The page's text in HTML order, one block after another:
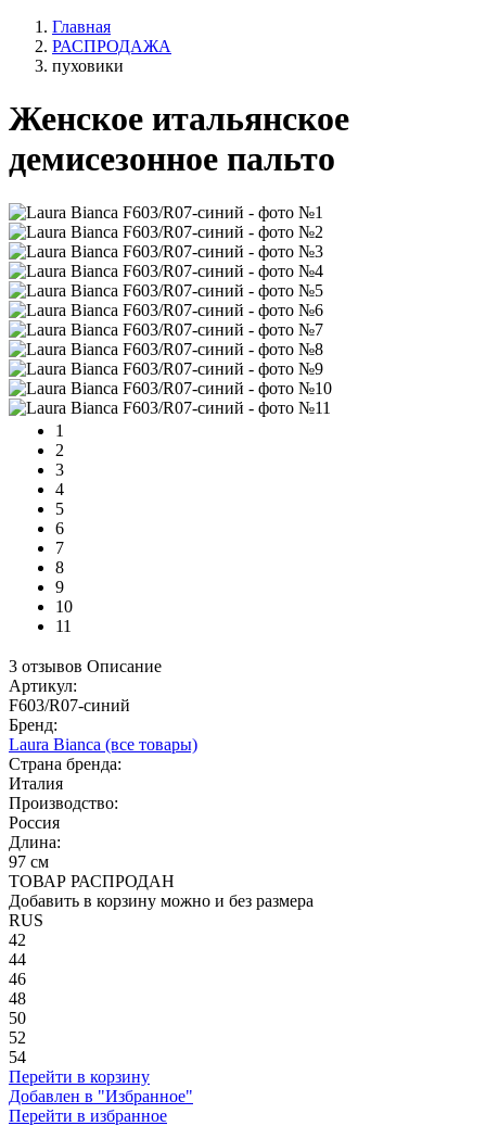
Главная
РАСПРОДАЖА
пуховики
Женское итальянское
демисезонное пальто
1
2
3
4
5
6
7
8
9
10
11
3 отзывов Описание
Артикул:
F603/R07-синий
Бренд:
Laura Bianca (все товары)
Страна бренда:
Италия
Производство:
Россия
Длина:
97 см
ТОВАР РАСПРОДАН
Добавить в корзину можно и без размера
RUS
42
44
46
48
50
52
54
Перейти в корзину
Добавлен в "Избранное"
Перейти в избранное